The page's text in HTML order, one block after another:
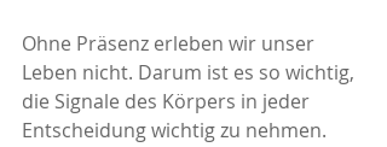
Ohne Präsenz erleben wir unser
Leben nicht. Darum ist es so wichtig,
die Signale des Körpers in jeder
Entscheidung wichtig zu nehmen.